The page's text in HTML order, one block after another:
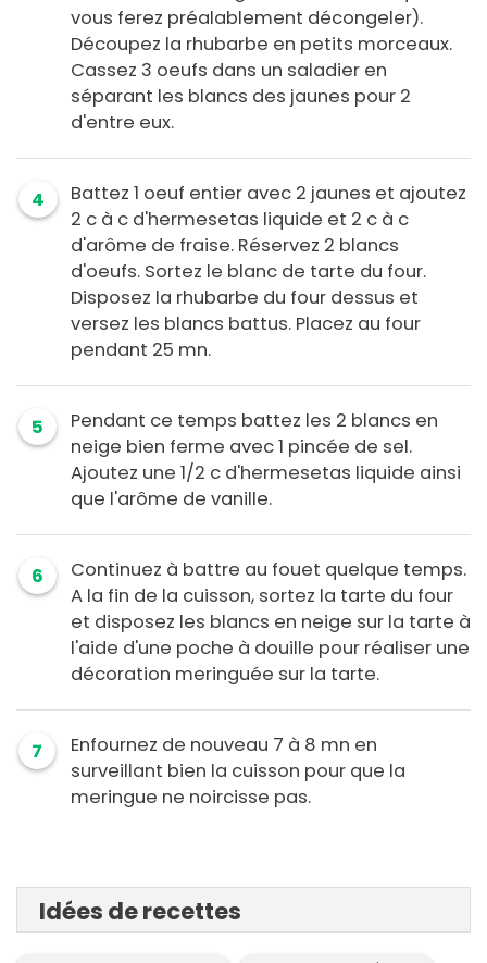
vous ferez préalablement décongeler).
Découpez la rhubarbe en petits morceaux.
Cassez 3 oeufs dans un saladier en
séparant les blancs des jaunes pour 2
d'entre eux.
4
Battez 1 oeuf entier avec 2 jaunes et ajoutez
2 c à c d'hermesetas liquide et 2 c à c
d'arôme de fraise. Réservez 2 blancs
d'oeufs. Sortez le blanc de tarte du four.
Disposez la rhubarbe du four dessus et
versez les blancs battus. Placez au four
pendant 25 mn.
5
Pendant ce temps battez les 2 blancs en
neige bien ferme avec 1 pincée de sel.
Ajoutez une 1/2 c d'hermesetas liquide ainsi
que l'arôme de vanille.
6
Continuez à battre au fouet quelque temps.
A la fin de la cuisson, sortez la tarte du four
et disposez les blancs en neige sur la tarte à
l'aide d'une poche à douille pour réaliser une
décoration meringuée sur la tarte.
7
Enfournez de nouveau 7 à 8 mn en
surveillant bien la cuisson pour que la
meringue ne noircisse pas.
Idées de recettes